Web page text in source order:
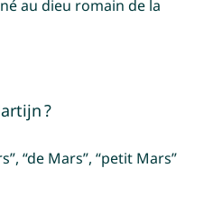
au dieu romain de la
?
“de Mars”, “petit Mars”